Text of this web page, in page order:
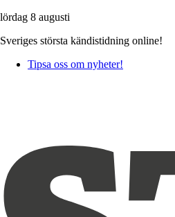
lördag 8 augusti
Sveriges största kändistidning online!
Tipsa oss om nyheter!